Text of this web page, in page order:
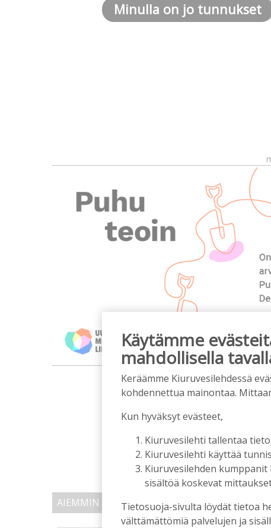
Minulla on jo tunnukset
AIEMMIN AIHEESTA
Käytämme
mahdollisella
Keräämme Kiuruvesilehdessä
kohdennettua mainontaa.
Kun hyväksyt evästeet,
Kiuruvesilehti tallentaa
Kiuruvesilehti käyttää
Kiuruvesilehden
sisältöä koskevat
Tietosuoja-sivulta löydät tietoa
välttämättömiä palvelujen ja